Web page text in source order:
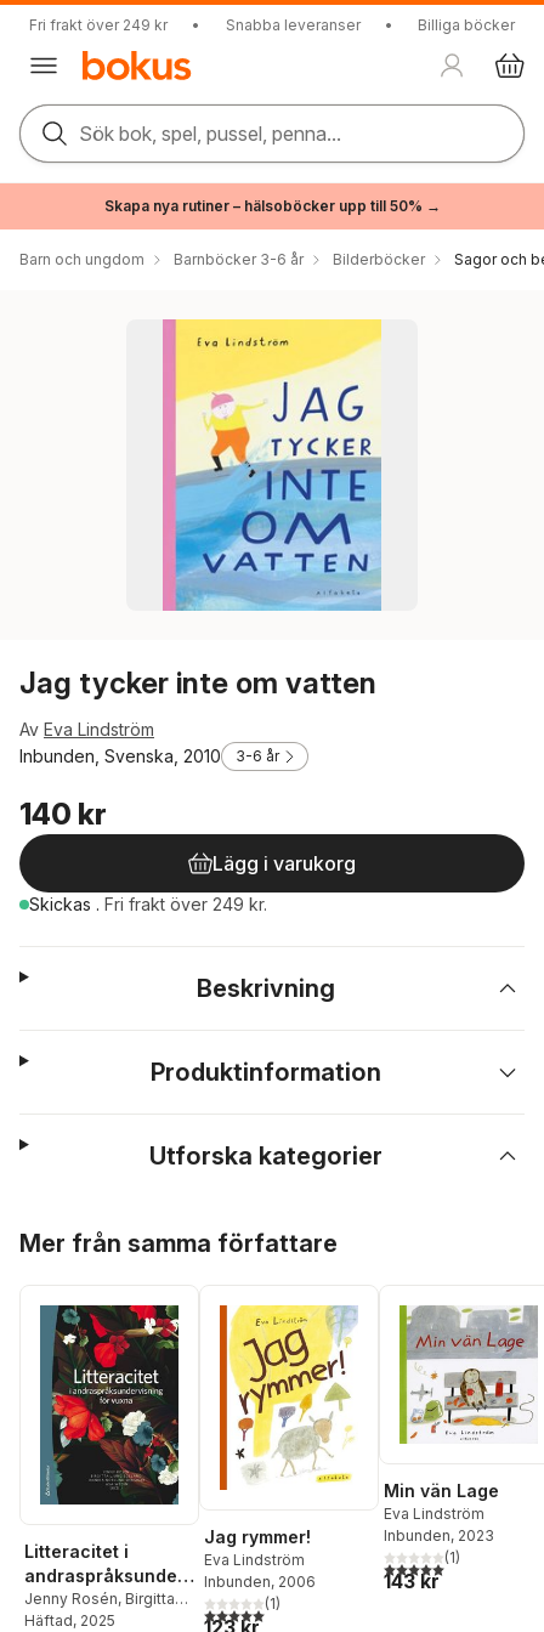
Fri frakt över 249 kr • Snabba leveranser • Billiga böcker
Sök bok, spel, pussel, penna...
Skapa nya rutiner – hälsoböcker upp till 50% →
Barn och ungdom Barnböcker 3-6 år Bilderböcker Sagor och
Jag tycker inte om vatten
Av Eva Lindström
Inbunden, Svenska, 2010
3-6 år
140 kr
Lägg i varukorg
Skickas . Fri frakt över 249 kr.
Beskrivning
Produktinformation
Utforska kategorier
Mer från samma författare
Litteracitet i
andraspråksunderv
isning för vuxna
Jenny Rosén, Birgitta
Ljung Egeland
Häftad, 2025
Jag rymmer!
Eva Lindström
Inbunden, 2006
5,0utav 5 stjärnor. Totalt antal röster:
(1)
123 kr
Min vän Lage
Eva Lindström
Inbunden, 2023
5,0utav 5 stjärnor.
(1)
143 kr